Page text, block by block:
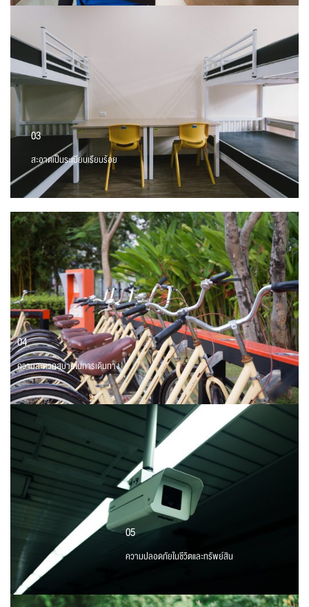
03
สะอาดเป็นระเบียบเรียบร้อย
04
ความสะดวกสบายในการเดินทาง
05
ความปลอดภัยในชีวิตและทรัพย์สิน